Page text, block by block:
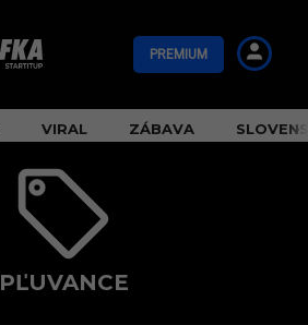
PREMIUM
VIRAL ZÁBAVA
PĽUVANCE